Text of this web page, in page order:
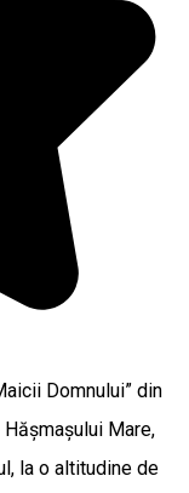
Domnului” din
Mare,
la o altitudine de